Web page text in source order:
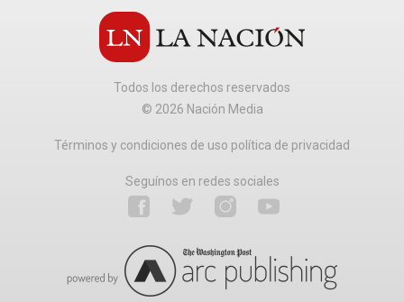
Todos los derechos reservados
© 2026 Nación Media
Términos y condiciones de uso política de privacidad
Seguínos en redes sociales